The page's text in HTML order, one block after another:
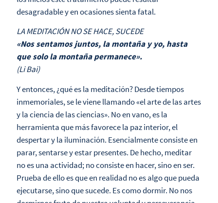
desagradable y en ocasiones sienta fatal.
LA MEDITACIÓN NO SE HACE, SUCEDE
«Nos sentamos juntos, la montaña y yo, hasta
que solo la montaña permanece».
(Li Bai)
Y entonces, ¿qué es la meditación? Desde tiempos
inmemoriales, se le viene llamando «el arte de las artes
y la ciencia de las ciencias». No en vano, es la
herramienta que más favorece la paz interior, el
despertar y la iluminación. Esencialmente consiste en
parar, sentarse y estar presentes. De hecho, meditar
no es una actividad; no consiste en hacer, sino en ser.
Prueba de ello es que en realidad no es algo que pueda
ejecutarse, sino que sucede. Es como dormir. No nos